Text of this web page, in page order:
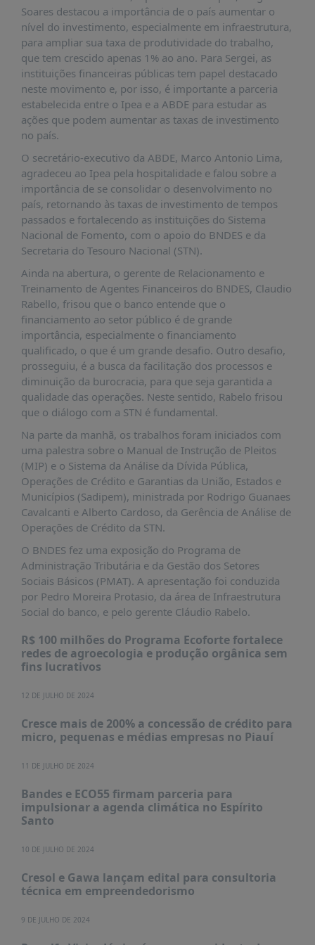
DADOS
FRENTE
PARLAMENTAR
SOBRE
A
FRENTE
MATERIAIS
INFORMAÇÕES
CURSOS
E
EVENTOS
INSCRIÇÕES
MATERIAIS
DISPONÍVEIS
PUBLICAÇÕES
REVISTA
RUMOS
LIVROS
ESTUDOS
NOTÍCIAS
PRÊMIO
ABDE-
BID
PRÊMIO
DE
JORNALISMO
SABER
+
CONTATO
Soares destacou a importância de o país aumentar o
nível do investimento, especialmente em infraestrutura,
para ampliar sua taxa de produtividade do trabalho,
que tem crescido apenas 1% ao ano. Para Sergei, as
instituições financeiras públicas tem papel destacado
neste movimento e, por isso, é importante a parceria
estabelecida entre o Ipea e a ABDE para estudar as
ações que podem aumentar as taxas de investimento
no país.
O secretário-executivo da ABDE, Marco Antonio Lima,
agradeceu ao Ipea pela hospitalidade e falou sobre a
importância de se consolidar o desenvolvimento no
país, retornando às taxas de investimento de tempos
passados e fortalecendo as instituições do Sistema
Nacional de Fomento, com o apoio do BNDES e da
Secretaria do Tesouro Nacional (STN).
Ainda na abertura, o gerente de Relacionamento e
Treinamento de Agentes Financeiros do BNDES, Claudio
Rabello, frisou que o banco entende que o
financiamento ao setor público é de grande
importância, especialmente o financiamento
qualificado, o que é um grande desafio. Outro desafio,
prosseguiu, é a busca da facilitação dos processos e
diminuição da burocracia, para que seja garantida a
qualidade das operações. Neste sentido, Rabelo frisou
que o diálogo com a STN é fundamental.
Na parte da manhã, os trabalhos foram iniciados com
uma palestra sobre o Manual de Instrução de Pleitos
(MIP) e o Sistema da Análise da Dívida Pública,
Operações de Crédito e Garantias da União, Estados e
Municípios (Sadipem), ministrada por Rodrigo Guanaes
Cavalcanti e Alberto Cardoso, da Gerência de Análise de
Operações de Crédito da STN.
O BNDES fez uma exposição do Programa de
Administração Tributária e da Gestão dos Setores
Sociais Básicos (PMAT). A apresentação foi conduzida
por Pedro Moreira Protasio, da área de Infraestrutura
Social do banco, e pelo gerente Cláudio Rabelo.
R$ 100 milhões do Programa Ecoforte fortalece
redes de agroecologia e produção orgânica sem
fins lucrativos
12 DE JULHO DE 2024
Cresce mais de 200% a concessão de crédito para
micro, pequenas e médias empresas no Piauí
11 DE JULHO DE 2024
Bandes e ECO55 firmam parceria para
impulsionar a agenda climática no Espírito
Santo
10 DE JULHO DE 2024
Cresol e Gawa lançam edital para consultoria
técnica em empreendedorismo
9 DE JULHO DE 2024